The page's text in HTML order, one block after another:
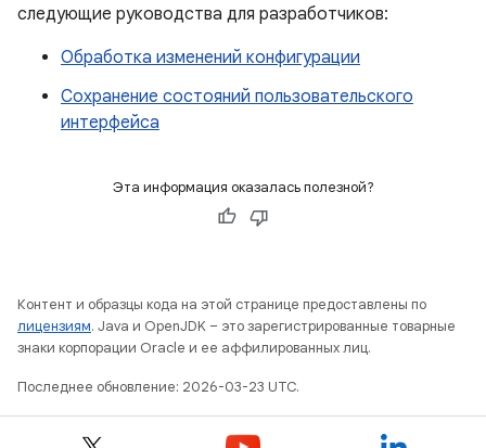
следующие руководства для разработчиков:
Обработка изменений конфигурации
Сохранение состояний пользовательского
интерфейса
Эта информация оказалась полезной?
Контент и образцы кода на этой странице предоставлены по
лицензиям. Java и OpenJDK – это зарегистрированные товарные
знаки корпорации Oracle и ее аффилированных лиц.
Последнее обновление: 2026-03-23 UTC.